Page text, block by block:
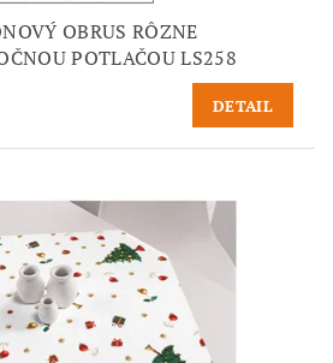
OBRUS RÔZNE
POTLAČOU LS258
DETAIL